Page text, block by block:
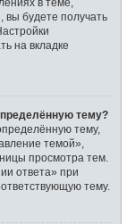
вы будете получать
на вкладке
тему?
тему,
темой»,
просмотра тем.
ответа» при
тему.